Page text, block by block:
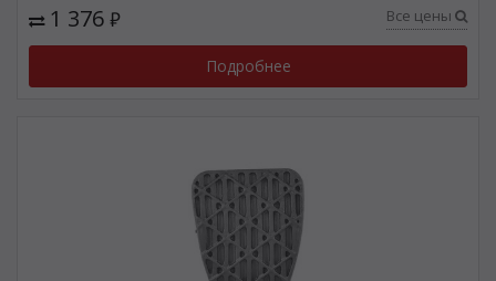
1 376 ₽ Все цены
Подробнее